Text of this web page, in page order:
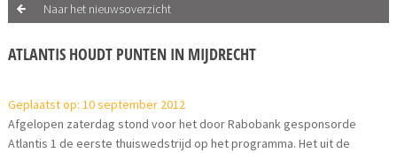
Naar het nieuwsoverzicht
ATLANTIS HOUDT PUNTEN IN MIJDRECHT
Geplaatst op: 10 september 2012
Afgelopen zaterdag stond voor het door Rabobank gesponsorde
Atlantis 1 de eerste thuiswedstrijd op het programma. Het uit de